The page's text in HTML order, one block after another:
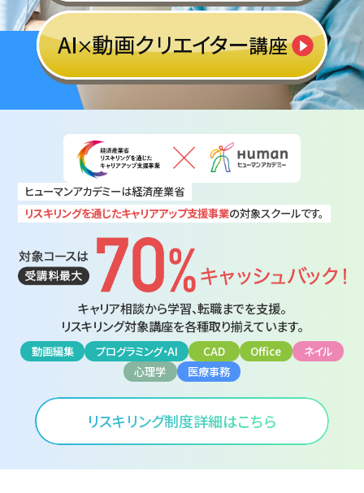
リスキリング制度詳細はこちら
ヒューマンアカデミーは経済産業省
リスキリングを通じたキャリアアップ支援事業の対象スクールです。
キャリア相談から学習、転職までを支援。
リスキリング対象講座を各種取り揃えています。
動画編集 プログラミング・AI CAD Office
ネイル
心理学
医療事務